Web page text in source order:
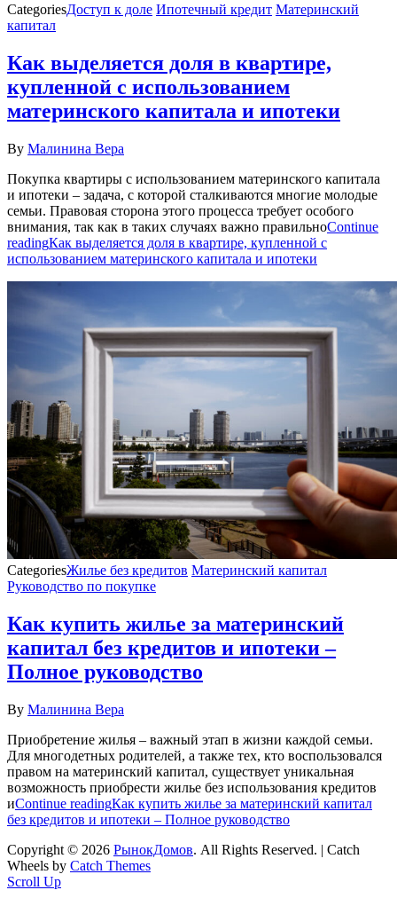
CategoriesДоступ к доле Ипотечный кредит Материнский
капитал
Как выделяется доля в квартире,
купленной с использованием
материнского капитала и ипотеки
By Малинина Вера
Покупка квартиры с использованием материнского капитала
и ипотеки – задача, с которой сталкиваются многие молодые
семьи. Правовая сторона этого процесса требует особого
внимания, так как в таких случаях важно правильноContinue
readingКак выделяется доля в квартире, купленной с
использованием материнского капитала и ипотеки
CategoriesЖилье без кредитов Материнский капитал
Руководство по покупке
Как купить жилье за материнский
капитал без кредитов и ипотеки –
Полное руководство
By Малинина Вера
Приобретение жилья – важный этап в жизни каждой семьи.
Для многодетных родителей, а также тех, кто воспользовался
правом на материнский капитал, существует уникальная
возможность приобрести жилье без использования кредитов
иContinue readingКак купить жилье за материнский капитал
без кредитов и ипотеки – Полное руководство
Copyright © 2026 РынокДомов. All Rights Reserved. | Catch
Wheels by Catch Themes
Scroll Up